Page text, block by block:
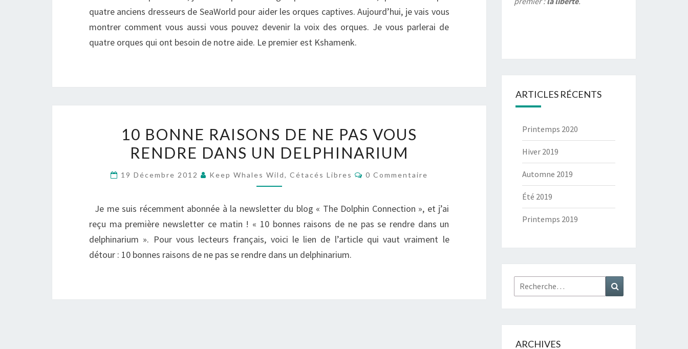
quatre anciens dresseurs de SeaWorld pour aider les orques captives. Aujourd’hui, je vais vous
montrer comment vous aussi vous pouvez devenir la voix des orques. Je vous parlerai de
quatre orques qui ont besoin de notre aide. Le premier est Kshamenk.
BONNE
RAISONS
NE
VOUS
RENDRE
DANS
UN
10 BONNE RAISONS DE NE PAS VOUS
RENDRE DANS UN DELPHINARIUM
19 Décembre 2012 Keep Whales Wild, Cétacés Libres Commentaires
0 Commentaire
Je me suis récemment abonnée à la newsletter du blog « The Dolphin Connection », et j’ai
reçu ma première newsletter ce matin ! « 10 bonnes raisons de ne pas se rendre dans un
delphinarium ». Pour vous lecteurs français, voici le lien de l’article qui vaut vraiment le
détour : 10 bonnes raisons de ne pas se rendre dans un delphinarium.
ARTICLES RÉCENTS
Printemps 2020
Hiver 2019
Automne 2019
Été 2019
Printemps 2019
Rechercher :
ARCHIVES